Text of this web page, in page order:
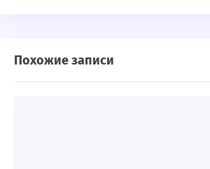
Похожие записи